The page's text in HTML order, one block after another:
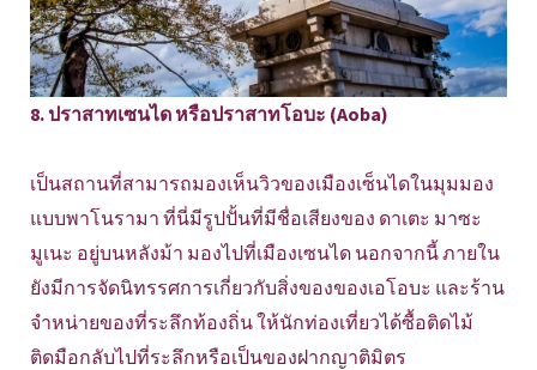
8. ปราสาทเซนได หรือปราสาทโอบะ (Aoba)
เป็นสถานที่สามารถมองเห็นวิวของเมืองเซ็นไดในมุมมอง
แบบพาโนรามา ที่นี่มีรูปปั้นที่มีชื่อเสียงของ ดาเตะ มาซะ
มูเนะ อยู่บนหลังม้า มองไปที่เมืองเซนได นอกจากนี้ ภายใน
ยังมีการจัดนิทรรศการเกี่ยวกับสิ่งของของเอโอบะ และร้าน
จำหน่ายของที่ระลึกท้องถิ่น ให้นักท่องเที่ยวได้ซื้อติดไม้
ติดมือกลับไปที่ระลึกหรือเป็นของฝากญาติมิตร